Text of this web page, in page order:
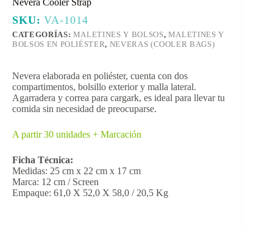
Nevera Cooler Strap
SKU:VA-1014
CATEGORÍAS: MALETINES Y BOLSOS, MALETINES Y
BOLSOS EN POLIÉSTER, NEVERAS (COOLER BAGS)
Nevera elaborada en poliéster, cuenta con dos
compartimentos, bolsillo exterior y malla lateral.
Agarradera y correa para cargark, es ideal para llevar tu
comida sin necesidad de preocuparse.
A partir 30 unidades + Marcación
Ficha Técnica:
Medidas: 25 cm x 22 cm x 17 cm
Marca: 12 cm / Screen
Empaque: 61,0 X 52,0 X 58,0 / 20,5 Kg